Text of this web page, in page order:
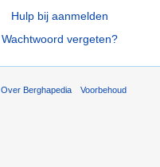
Hulp bij aanmelden
Wachtwoord vergeten?
Over Berghapedia Voorbehoud